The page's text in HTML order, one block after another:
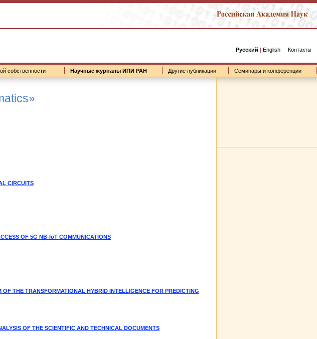
Русский | English Контакты
собственности Научные журналы ИПИ РАН Другие публикации Семинары и конференции
CIRCUITS
OF 5G NB-IoT COMMUNICATIONS
THE TRANSFORMATIONAL HYBRID INTELLIGENCE FOR PREDICTING
OF THE SCIENTIFIC AND TECHNICAL DOCUMENTS